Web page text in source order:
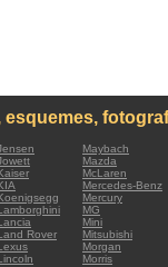
Maybach
Mazda
McLaren
Mercedes-Benz
Mercury
MG
Mini
Rover
Mitsubishi
Morgan
Morris